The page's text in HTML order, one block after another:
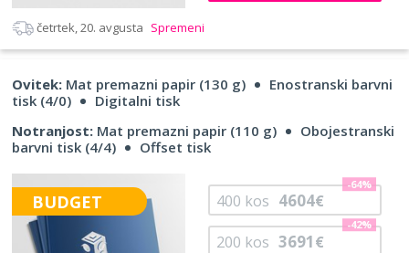
četrtek, 20. avgusta Spremeni
Ovitek: Mat premazni papir (130 g)
Enostranski barvni
tisk (4/0)
Digitalni tisk
Notranjost: Mat premazni papir (110 g)
Obojestranski
barvni tisk (4/4)
Offset tisk
BUDGET
200 kos 3691€
-42%
400 kos 4604€
-64%